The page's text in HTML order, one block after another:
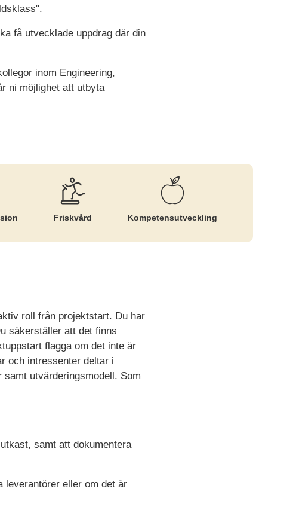
få utvecklade uppdrag där din
inom Engineering,
ni möjlighet att utbyta
Friskvård Kompetens­utveckling
roll från projektstart. Du har
säkerställer att det finns
flagga om det inte är
och intressenter deltar i
utvärderingsmodell. Som
samt att dokumentera
leverantörer eller om det är